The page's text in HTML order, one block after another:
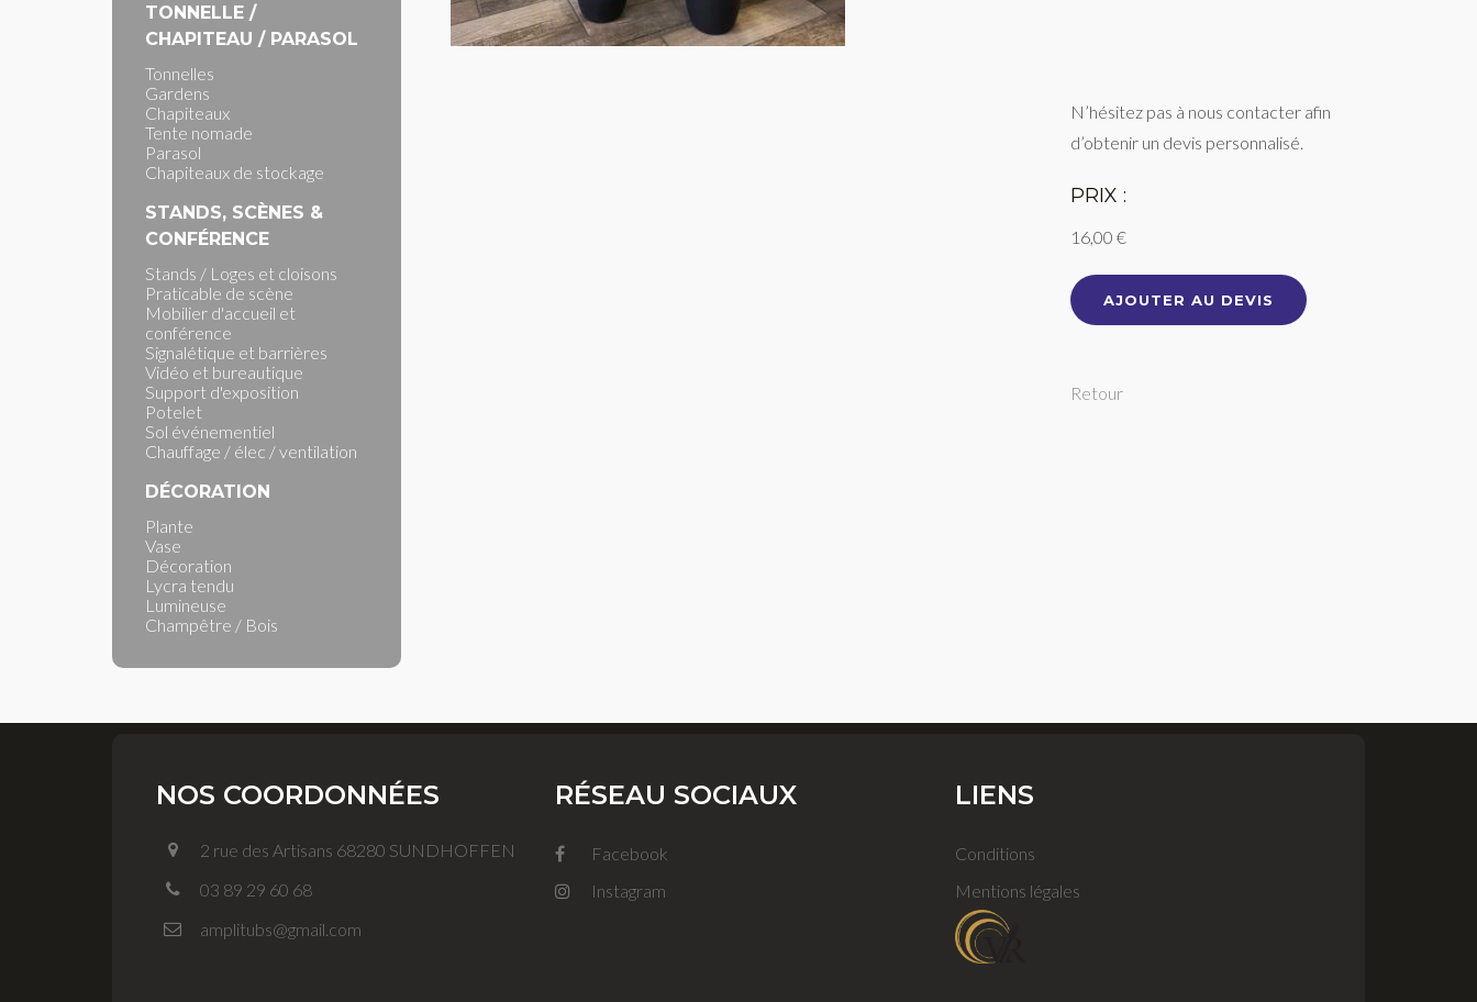
TONNELLE /
CHAPITEAU / PARASOL
Tonnelles
Gardens
Chapiteaux
Tente nomade
Parasol
Chapiteaux de stockage
STANDS, SCÈNES &
CONFÉRENCE
Stands / Loges et cloisons
Praticable de scène
Mobilier d'accueil et
conférence
Signalétique et barrières
Vidéo et bureautique
Support d'exposition
Potelet
Sol événementiel
Chauffage / élec / ventilation
DÉCORATION
Plante
Vase
Décoration
Lycra tendu
Lumineuse
Champêtre / Bois
N’hésitez pas à nous contacter afin
d’obtenir un devis personnalisé.
PRIX :
16,00 €
AJOUTER AU DEVIS
Retour
NOS COORDONNÉES
2 rue des Artisans 68280 SUNDHOFFEN
03 89 29 60 68
amplitubs@gmail.com
RÉSEAU SOCIAUX
Facebook
Instagram
LIENS
Conditions
Mentions légales